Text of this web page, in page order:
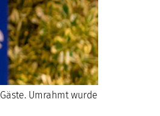
Umrahmt wurde